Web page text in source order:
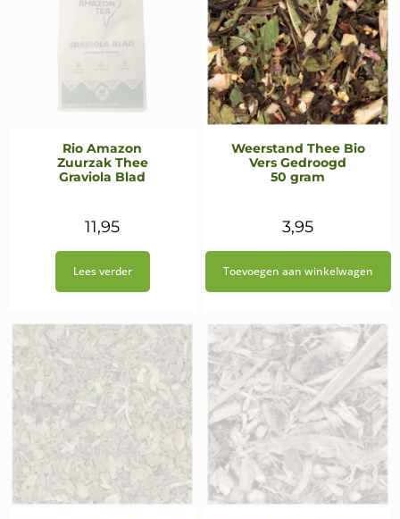
Rio Amazon
Zuurzak Thee
Graviola Blad
11,95
Lees verder
Weerstand Thee Bio
Vers Gedroogd
50 gram
3,95
Toevoegen aan winkelwagen